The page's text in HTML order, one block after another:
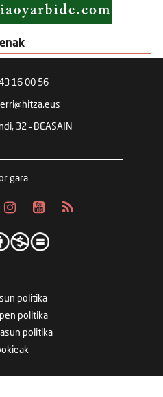
16 00 56
32 – BEASAIN
gara
politika
politika
politika